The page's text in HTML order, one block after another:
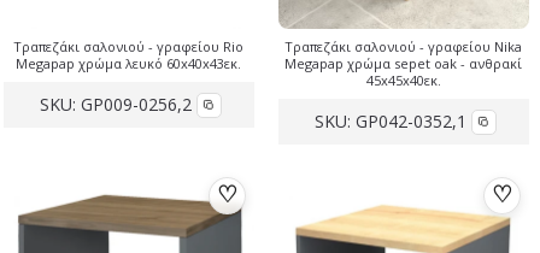
SKU: GP009-0256,2
Τραπεζάκι σαλονιού - γραφείου Rio
Megapap χρώμα λευκό 60x40x43εκ.
SKU: GP042-0352,1
Τραπεζάκι σαλονιού - γραφείου Nika
Megapap χρώμα sepet oak - ανθρακί
45x45x40εκ.
♡ ♡